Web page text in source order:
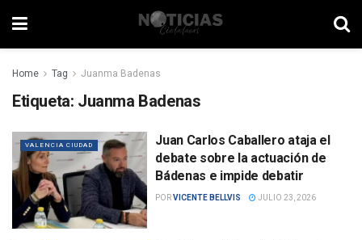
Home Tag Juanma Badenas
Etiqueta: Juanma Badenas
VALENCIA CIUDAD
Juan Carlos Caballero ataja el
debate sobre la actuación de
Bádenas e impide debatir
PORVICENTE BELLVIS JULIO 23, 2026